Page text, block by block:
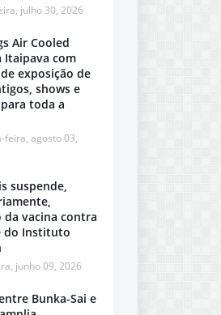
julho 30, 2026
Air Cooled
Itaipava com
exposição de
shows e
toda a
feira, agosto 03,
suspende,
da vacina contra
do Instituto
junho 09, 2026
Bunka-Sai e